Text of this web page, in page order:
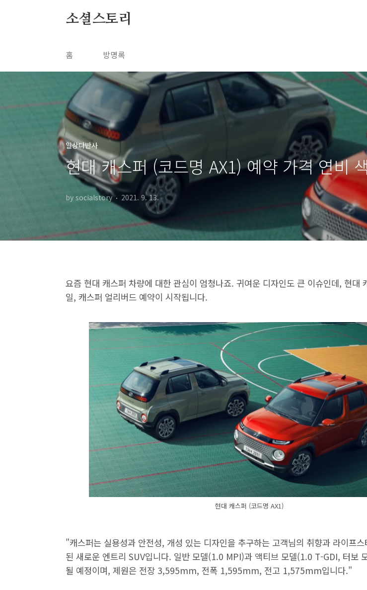
소셜스토리
홈 방명록
일상다반사
현대 캐스퍼 (코드명 AX1) 예약 가격 연비
by socialstory 2021. 9. 13.
요즘 현대 캐스퍼 차량에 대한 관심이 엄청나죠. 귀여운 디자인도 큰 이슈인데, 현대
일, 캐스퍼 얼리버드 예약이 시작됩니다.
현대 캐스퍼 (코드명 AX1)
"캐스퍼는 실용성과 안전성, 개성 있는 디자인을 추구하는 고객님의 취향과 라이프
된 새로운 엔트리 SUV입니다. 일반 모델(1.0 MPI)과 액티브 모델(1.0 T-GDI, 터보
될 예정이며, 제원은 전장 3,595mm, 전폭 1,595mm, 전고 1,575mm입니다."